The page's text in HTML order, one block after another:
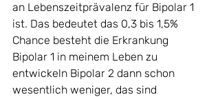
an Lebenszeitprävalenz für Bipolar 1
ist. Das bedeutet das 0,3 bis 1,5%
Chance besteht die Erkrankung
Bipolar 1 in meinem Leben zu
entwickeln Bipolar 2 dann schon
wesentlich weniger, das sind